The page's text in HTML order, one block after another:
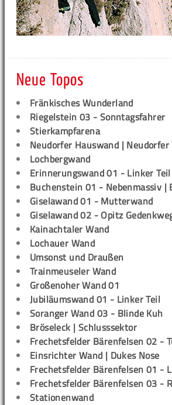
Neue Topos
Fränkisches Wunderland
Riegelstein 03 - Sonntagsfahrer
Stierkampfarena
Neudorfer Hauswand | Neudorfer
Lochbergwand
Erinnerungswand 01 - Linker Teil
Buchenstein 01 - Nebenmassiv |
Giselawand 01 - Mutterwand
Giselawand 02 - Opitz
Kainachtaler Wand
Lochauer Wand
Umsonst und Draußen
Trainmeuseler Wand
Großenoher Wand 01
Jubiläumswand 01 - Linker Teil
Soranger Wand 03 - Blinde Kuh
Bröseleck | Schlusssektor
Frechetsfelder Bärenfelsen 02 -
Einsrichter Wand | Dukes Nose
Frechetsfelder Bärenfelsen 01 -
Frechetsfelder Bärenfelsen 03 -
Stationenwand